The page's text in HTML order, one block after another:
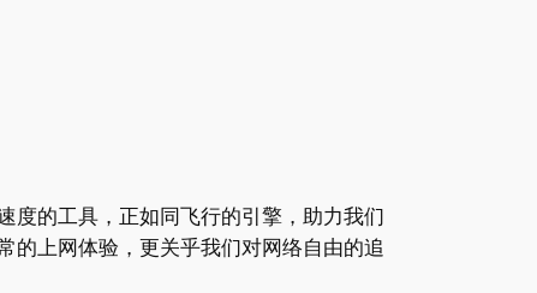
度的工具，正如同飞行的引擎，助力我们
的上网体验，更关乎我们对网络自由的追